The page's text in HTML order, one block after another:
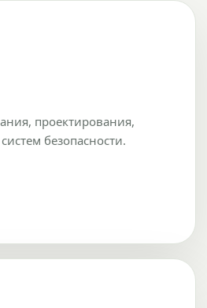
проектирования,
безопасности.